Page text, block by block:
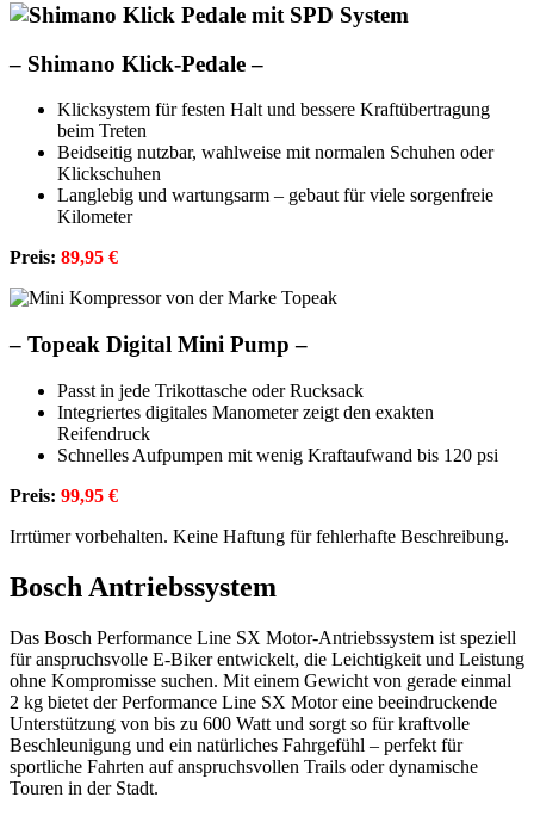
– Shimano Klick-Pedale –
Klicksystem für festen Halt und bessere Kraftübertragung
beim Treten
Beidseitig nutzbar, wahlweise mit normalen Schuhen oder
Klickschuhen
Langlebig und wartungsarm – gebaut für viele sorgenfreie
Kilometer
Preis: 89,95 €
– Topeak Digital Mini Pump –
Passt in jede Trikottasche oder Rucksack
Integriertes digitales Manometer zeigt den exakten
Reifendruck
Schnelles Aufpumpen mit wenig Kraftaufwand bis 120 psi
Preis: 99,95 €
Irrtümer vorbehalten. Keine Haftung für fehlerhafte Beschreibung.
Bosch Antriebssystem
Das Bosch Performance Line SX Motor-Antriebssystem ist speziell
für anspruchsvolle E-Biker entwickelt, die Leichtigkeit und Leistung
ohne Kompromisse suchen. Mit einem Gewicht von gerade einmal
2 kg bietet der Performance Line SX Motor eine beeindruckende
Unterstützung von bis zu 600 Watt und sorgt so für kraftvolle
Beschleunigung und ein natürliches Fahrgefühl – perfekt für
sportliche Fahrten auf anspruchsvollen Trails oder dynamische
Touren in der Stadt.